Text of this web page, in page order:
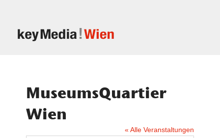
MuseumsQuartier
Wien
« Alle Veranstaltungen